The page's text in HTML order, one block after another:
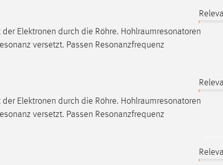
Elektronen durch die Röhre. Hohlraumresonatoren
versetzt. Passen Resonanzfrequenz
Elektronen durch die Röhre. Hohlraumresonatoren
versetzt. Passen Resonanzfrequenz